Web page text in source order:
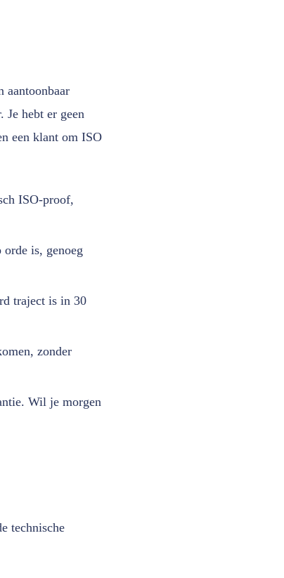
aantoonbaar
hebt er geen
een klant om ISO
ISO-proof,
is, genoeg
traject is in 30
zonder
Wil je morgen
technische